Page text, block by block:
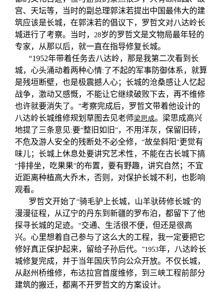
宫、天坛等，当时的副总理郭沫若提出中国最伟大的建
筑应该是长城，在郭沫若的倡议下，罗哲文对八达岭长
城进行了考察。当时， 28岁的罗哲文是文物局最年轻的
专家，从那以后，就一直在指导修复长城。
“1952年带着任务去八达岭，那是我第二次看到长
城，心头涌动着两种心情:了不起的军事防御体系，就算
是残垣断壁，也是极震撼人心；长城的沧桑感让人忆起
战争，激动又感慨，不能让它继续破败下去，再不维修
也许就要消失了。 ”考察完成后，罗哲文带着他设计的
八达岭长城维修规划草图去见老师梁思成。梁思成高兴
地提了三条意见:要“整旧如旧 ”，不用洋灰，保留旧砖，
不危及游人安全的残断处不必全修， “故垒斜阳”更觉有
味儿；长城上休息处要讲究艺术性，不能在古长城下搞
“排排坐，吃果果”的布置，要有野趣，讲究自然；不宜
近距离种植高大乔木，否则，对保护长城不利，也影响
观看。
罗哲文开始了“骑毛驴上长城，山羊驮砖修长城”的
漫漫征程，从辽宁的丹东到新疆的罗布泊，都留下了他
探寻长城的足迹。 “交通、生活很不便，但还是很高
兴。心里想着自己参与了这么大的工程，我一定要把它
修好真正保护起来，留给子孙后代。 ”1953年，八达岭长
城修复完成，并于当年国庆节向公众开放。不仅长城，
从赵州桥维修，布达拉宫首度维修，到三峡工程前部分
建筑的搬迁，都离不开罗哲文的方案设计。